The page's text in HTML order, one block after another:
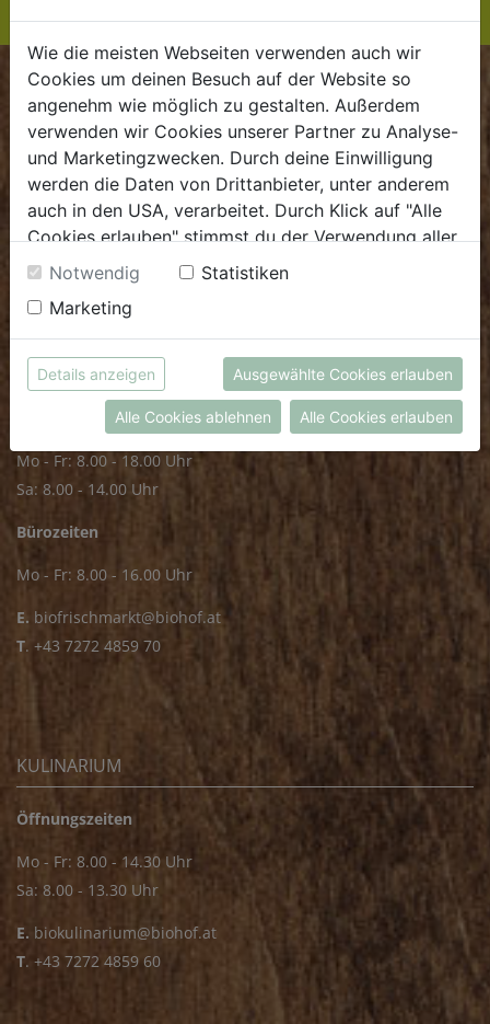
BIOKISTE
Kundenservice
Mo - Do: 8.00 - 16.00 Uhr
Fr: 8.00 - 15.00 Uhr
+43 7272 2597
FRISCHMARKT
Öffnungszeiten
Mo - Fr: 8.00 - 18.00 Uhr
Sa: 8.00 - 14.00 Uhr
Bürozeiten
Mo - Fr: 8.00 - 16.00 Uhr
E. biofrischmarkt@biohof.at
T. +43 7272 4859 70
KULINARIUM
Öffnungszeiten
Mo - Fr: 8.00 - 14.30 Uhr
Sa: 8.00 - 13.30 Uhr
E. biokulinarium@biohof.at
T. +43 7272 4859 60
Wie die meisten Webseiten verwenden auch wir
Cookies um deinen Besuch auf der Website so
angenehm wie möglich zu gestalten. Außerdem
verwenden wir Cookies unserer Partner zu Analyse-
und Marketingzwecken. Durch deine Einwilligung
werden die Daten von Drittanbieter, unter anderem
auch in den USA, verarbeitet. Durch Klick auf "Alle
Cookies erlauben" stimmst du der Verwendung aller
Cookies zu. Unter "Details anzeigen" findest du alle
Infos zu den unterschiedlichen Cookies, du kannst
auch entscheiden, welche Cookies du erlauben
möchtest.
Weitere Informationen findest du in unserer
Datenschutzerklärungbzw. imImpressum
Notwendig
Statistiken
Marketing
Details anzeigen Ausgewählte Cookies erlauben
Alle Cookies ablehnen Alle Cookies erlauben